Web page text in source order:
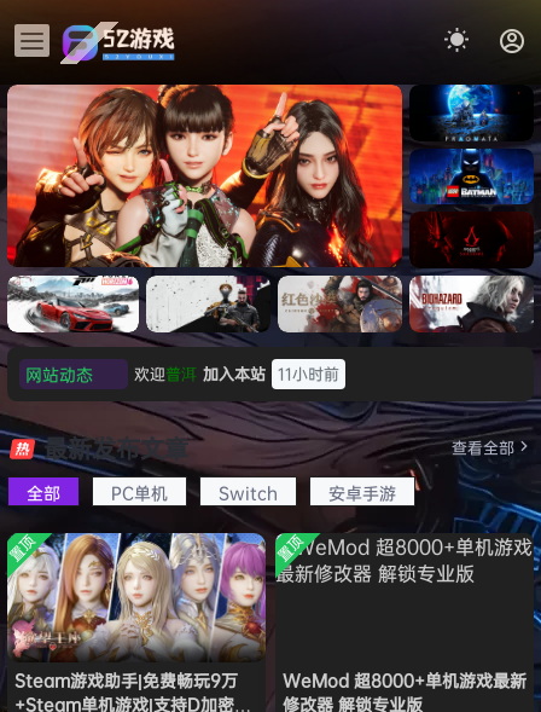
Black
版
《剑星/Stellar Blade》本体
+修改器打包下载 解压即玩
《识质存
在/PRAG
MATA》
免安装中
文版
《乐高蝙
蝠侠：黑
暗骑士之
Legacy
of the
Dark
Knight》
免安装中
文版
影/Assas
sin’s
Creed
Shadow
s》免安装
版，非虚
拟机
极限竞
速：地平
线
6（Forza
Horizon
6）免安装
中文版
《原子之
心/Atomi
c
Heart》
免安装中
文版
红色沙漠-
虚拟机版
（Crimso
n Desert
HYPERVI
SOR）免
安装中文
版
生化危机
9：安魂
曲
（Reside
nt Evil
Requiem
）免安装
中文版
网站动态 欢迎普洱 加入本站 11小时前
欢迎0**3 加入本站 12小时前
欢迎 c***s 加入本站 14小时前
欢迎V****y 加入本站 16小时前
欢迎j***j 加入本站
16小时前
加入本站
8月5日
l***g 签到获取 28 点积分
8月5日
w******g 签到获取 49 点积分
8月4日
欢迎w******g 加入本站
欢迎Z******U 加入本站
欢迎k******2 加入本站 8月4日
欢迎C****i 加入本站
8月4日
最新发布文章
全部 PC单机 Switch 安卓手游
查看全部
置顶
Steam游戏助手|免费畅玩9万
+Steam单机游戏|支持D加密以
置顶
WeMod 超8000+单机游戏最新
修改器 解锁专业版